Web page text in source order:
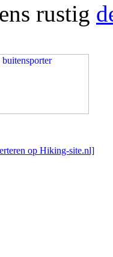
rustig
op Hiking-site.nl]